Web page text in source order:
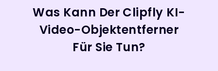
Was Kann Der Clipfly KI-
Video-Objektentferner
Für Sie Tun?